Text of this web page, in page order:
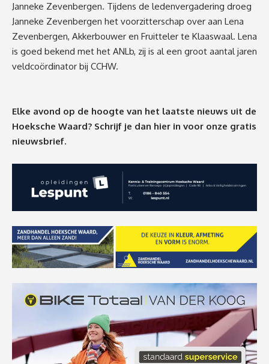
Janneke Zevenbergen. Tijdens de ledenvergadering droeg
Janneke Zevenbergen het voorzitterschap over aan Lena
Zevenbergen, Akkerbouwer en Fruitteler te Klaaswaal. Lena
is goed bekend met het ANLb, zij is al een groot aantal jaren
veldcoördinator bij CCHW.
Elke avond op de hoogte van het laatste nieuws uit de
Hoeksche Waard? Schrijf je dan hier in voor onze gratis
nieuwsbrief.